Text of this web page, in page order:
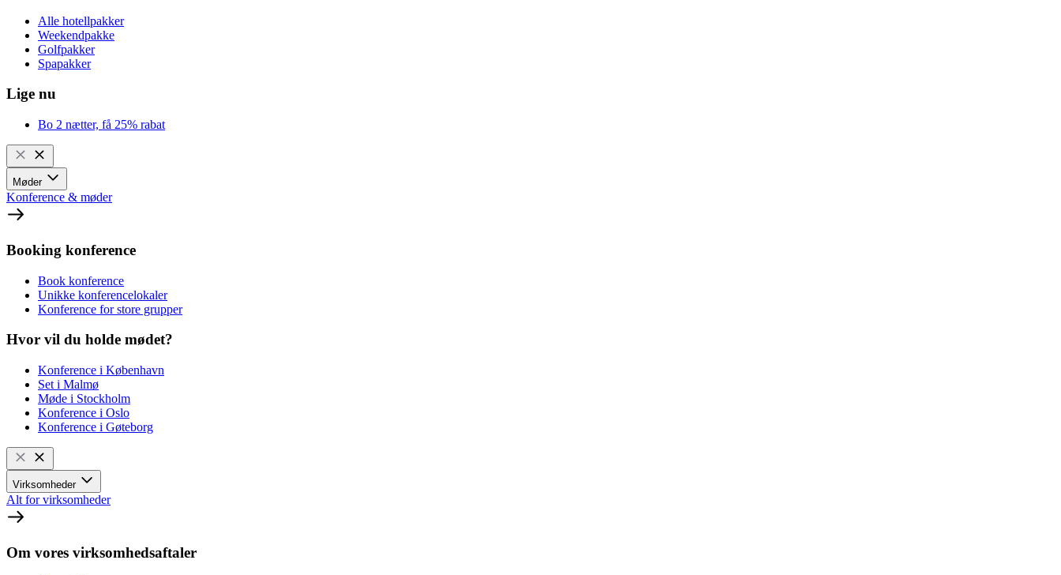
Alle hotellpakker
Weekendpakke
Golfpakker
Spapakker
Lige nu
Bo 2 nætter, få 25% rabat
Møder
Konference & møder
Booking konference
Book konference
Unikke konferencelokaler
Konference for store grupper
Hvor vil du holde mødet?
Konference i København
Set i Malmø
Møde i Stockholm
Konference i Oslo
Konference i Gøteborg
Virksomheder
Alt for virksomheder
Om vores virksomhedsaftaler